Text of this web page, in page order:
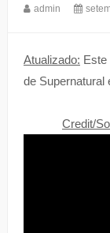
admin
Atualizado: Este
de Supernatural
Credit/